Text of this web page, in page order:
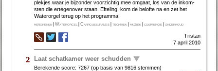
plek­jes waar je bij­zon­der voor­zich­tig mee om­gaat, los van de in­kom­
sten die er­te­gen­over staan. Ef­te­ling, kom de be­lof­te na en zet het
Water­orgel terug op het pro­gram­ma!
heropenen |Waterorgel |Carrouselpaleis |techniek |muziek |commercie |onderhoud
Tristan
7 april 2010
2 Laat schatkamer weer schudden
Berekende score:7267 (op basis van9816 stemmen)